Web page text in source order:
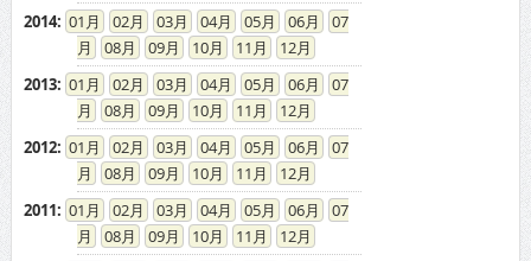
2014: 01 02 03 04 05 06
07
08
09 10 11
12
2013: 01 02 03 04 05 06
07
08
09 10 11
12
2012: 01 02 03 04 05 06
07
08
09 10 11
12
2011: 01 02 03 04 05 06
07
08
09 10 11
12